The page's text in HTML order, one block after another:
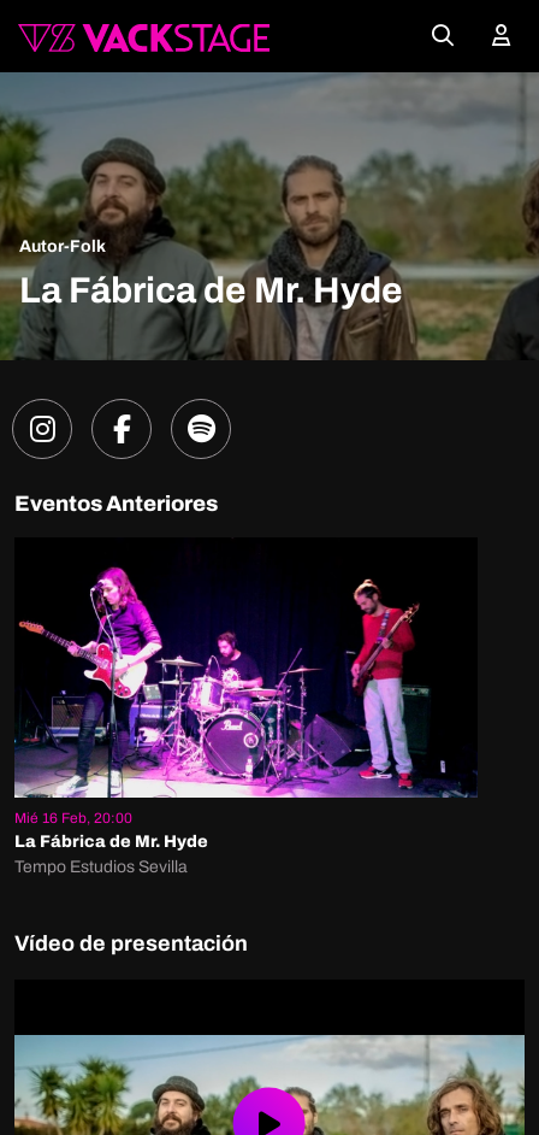
Autor-Folk
La Fábrica de Mr. Hyde
Eventos Anteriores
Mié 16 Feb, 20:00
La Fábrica de Mr. Hyde
Tempo Estudios Sevilla
Vídeo de presentación
Play